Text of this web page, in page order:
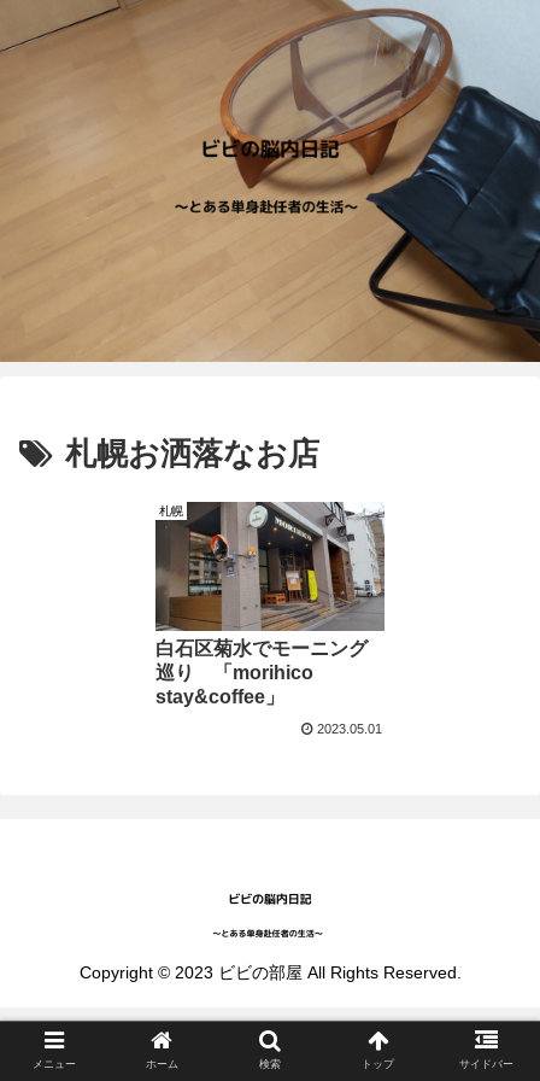
札幌お洒落なお店
札幌
白石区菊水でモーニング
巡り 「morihico
stay&coffee」
2023.05.01
Copyright © 2023 ビビの部屋 All Rights Reserved.
メニュー ホーム 検索 トップ サイドバー